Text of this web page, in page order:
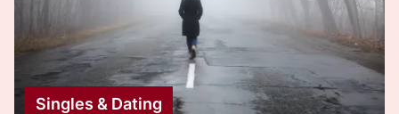
Singles & Dating